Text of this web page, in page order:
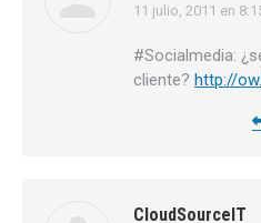
dice:
11 julio, 2011 en
#Socialmedia:
cliente? http://
CloudSourceIT